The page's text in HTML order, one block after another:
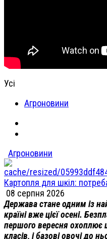
Усі
Агроновини
Агроновини
Картопля для шкіл:
08 серпня 2026
Держава стане одним із
країні вже цієї осені.
першого вересня охоплює
класів, і базові овочі до